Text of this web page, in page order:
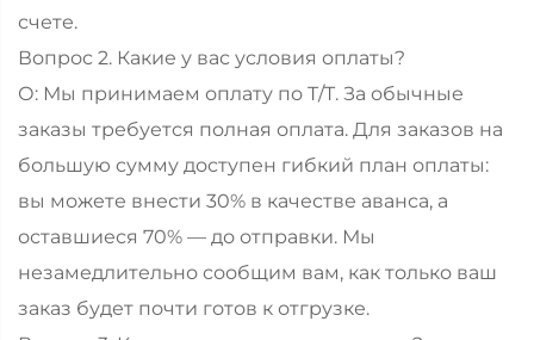
счете.
Вопрос 2. Какие у вас условия оплаты?
О: Мы принимаем оплату по T/T. За обычные
заказы требуется полная оплата. Для заказов на
большую сумму доступен гибкий план оплаты:
вы можете внести 30% в качестве аванса, а
оставшиеся 70% — до отправки. Мы
незамедлительно сообщим вам, как только ваш
заказ будет почти готов к отгрузке.